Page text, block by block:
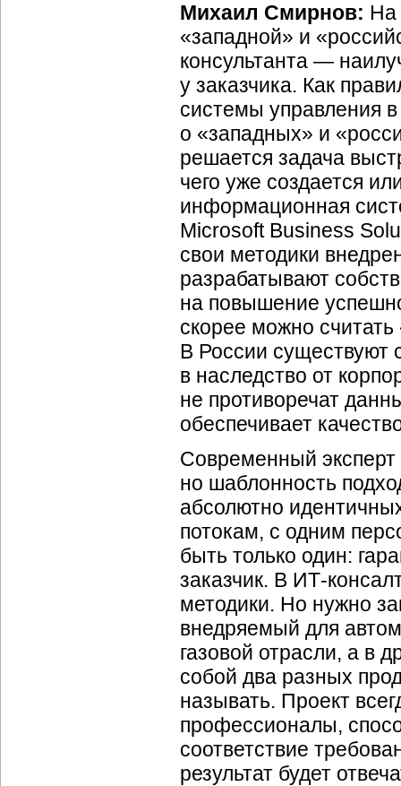
Михаил Смирнов: На
«западной» и
консультанта —
у заказчика. Как
системы управления
о «западных» и
решается задача
чего уже создается
информационная
Microsoft Business
свои методики
разрабатывают
на повышение
скорее можно
В России
в наследство от
не противоречат
обеспечивает
Современный эксперт
но шаблонность
абсолютно
потокам, с одним
быть только один:
заказчик. В ИТ-
методики. Но нужно
внедряемый для
газовой отрасли, а в
собой два разных
называть. Проект
профессионалы,
соответствие
результат будет